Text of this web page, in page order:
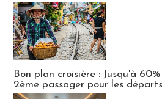
Bon plan croisière : Jusqu'à
2ème passager pour les